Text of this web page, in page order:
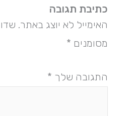
כתיבת תגובה
האימייל לא יוצג באתר.
מסומנים *
התגובה שלך *